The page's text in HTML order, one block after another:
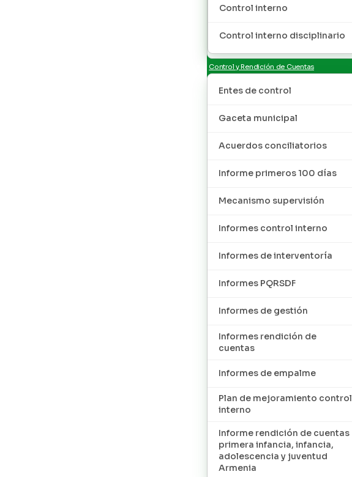
Control interno
Control interno disciplinario
Control y Rendición de Cuentas
Entes de control
Gaceta municipal
Acuerdos conciliatorios
Informe primeros 100 días
Mecanismo supervisión
Informes control interno
Informes de interventoría
Informes PQRSDF
Informes de gestión
Informes rendición de
cuentas
Informes de empalme
Plan de mejoramiento control
interno
Informe rendición de cuentas
primera infancia, infancia,
adolescencia y juventud
Armenia